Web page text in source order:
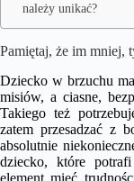
należy unikać?
Pamiętaj, że im mniej,
Dziecko w brzuchu
misiów, a ciasne,
Takiego też
zatem przesadzać z
absolutnie
dziecko, które
element mieć